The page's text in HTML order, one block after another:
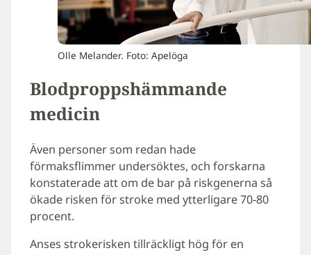
Olle Melander. Foto: Apelöga
Blodproppshämmande
medicin
Även personer som redan hade
förmaksflimmer undersöktes, och forskarna
konstaterade att om de bar på riskgenerna så
ökade risken för stroke med ytterligare 70-80
procent.
Anses strokerisken tillräckligt hög för en